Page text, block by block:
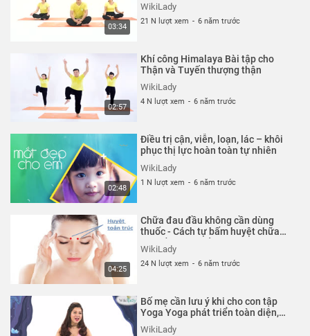
03:34
WikiLady
21 N lượt xem - 6 năm trước
02:57
Khí công Himalaya Bài tập cho
Thận và Tuyến thượng thận
WikiLady
4 N lượt xem - 6 năm trước
02:48
Điều trị cận, viễn, loạn, lác – khôi
phục thị lực hoàn toàn tự nhiên
WikiLady
1 N lượt xem - 6 năm trước
04:25
Chữa đau đầu không cần dùng
thuốc - Cách tự bấm huyệt chữa
WikiLady
24 N lượt xem - 6 năm trước
Bố mẹ cần lưu ý khi cho con tập
Yoga Yoga phát triển toàn diện,
tăng chiều cao, chống gù lưng
WikiLady